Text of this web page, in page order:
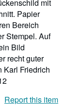
mit
Papier
Bereich
Stempel. Auf
Bild
recht guter
Karl Friedrich
Report this item